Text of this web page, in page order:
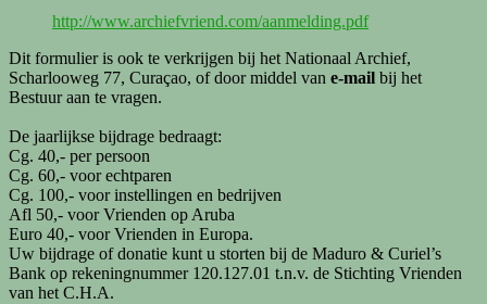
http://www.archiefvriend.com/aanmelding.pdf
Dit formulier is ook te verkrijgen bij het Nationaal Archief,
Scharlooweg 77, Curaçao, of door middel van e-mail bij het
Bestuur aan te vragen.
De jaarlijkse bijdrage bedraagt:
Cg. 40,- per persoon
Cg. 60,- voor echtparen
Cg. 100,- voor instellingen en bedrijven
Afl 50,- voor Vrienden op Aruba
Euro 40,- voor Vrienden in Europa.
Uw bijdrage of donatie kunt u storten bij de Maduro & Curiel’s
Bank op rekeningnummer 120.127.01 t.n.v. de Stichting Vrienden
van het C.H.A.